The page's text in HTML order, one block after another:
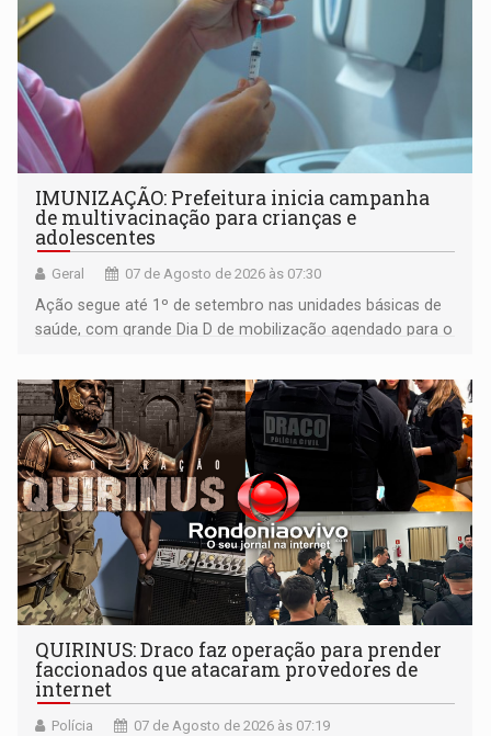
IMUNIZAÇÃO: Prefeitura inicia campanha
de multivacinação para crianças e
adolescentes
Geral 07 de Agosto de 2026 às 07:30
Ação segue até 1º de setembro nas unidades básicas de
saúde, com grande Dia D de mobilização agendado para o
QUIRINUS: Draco faz operação para prender
faccionados que atacaram provedores de
internet
Polícia 07 de Agosto de 2026 às 07:19